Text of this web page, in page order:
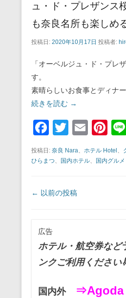
ュ・ド・プレザンス
も奈良名所も楽しめ
投稿日: 2020年10月17日 投稿者:
「オーベルジュ・ド・プレ
す。
素晴らしいお食事とディナ
続きを読む →
F
a
c
b
k
T
wi
tt
E
ail
Pi
nt
er
投稿日: 奈良 Nara、 ホテル Hotel 、
ひらまつ、 国内ホテル、 国内グルメ
投稿ナビゲーション
← 以前の投稿
広告
ホテル・航空券など
ンクご利用ください⇩
国内外
⇒Agoda